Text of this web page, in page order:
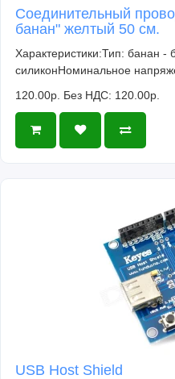
Соединительный
банан" желтый 50 см.
Характеристики:Тип: банан
силиконНоминальное
120.00р. Без НДС: 120.00р.
USB Host Shield